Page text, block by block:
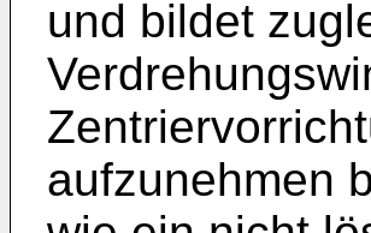
und bildet
aufzunehmen